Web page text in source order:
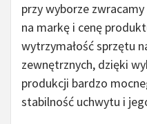
przy wyborze
na markę i cenę
wytrzymałość sprzętu
zewnętrznych, dzięki
produkcji bardzo
stabilność uchwytu i